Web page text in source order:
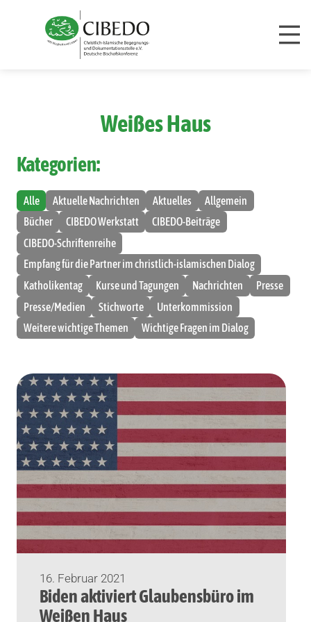
Weißes Haus
Kategorien:
Alle Aktuelle Nachrichten Aktuelles
Allgemein
Bücher
CIBEDO Werkstatt
CIBEDO-Beiträge
CIBEDO-Schriftenreihe
Empfang für die Partner im christlich-islamischen Dialog
Katholikentag
Kurse und Tagungen Nachrichten
Presse
Presse/Medien
Stichworte
Unterkommission
Weitere wichtige Themen
Wichtige Fragen im Dialog
16. Februar 2021
Biden aktiviert Glaubensbüro im
Weißen Haus